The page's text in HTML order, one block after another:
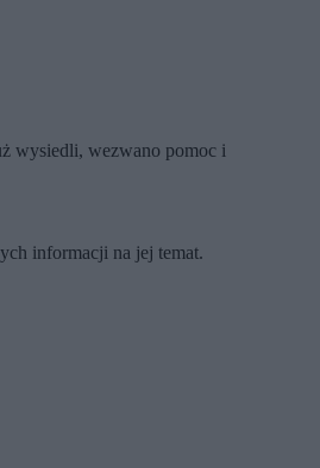
wysiedli, wezwano pomoc i
informacji na jej temat.